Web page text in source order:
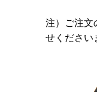
注）ご注文
せください